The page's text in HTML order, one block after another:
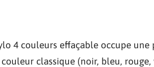
4 couleurs effaçable occupe
classique (noir, bleu,